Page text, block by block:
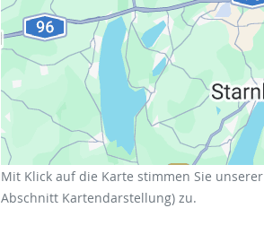
Mit Klick auf die Karte stimmen Sie unserer
Abschnitt Kartendarstellung) zu.